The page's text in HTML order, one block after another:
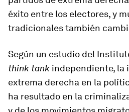
éxito entre los electores, y
tradicionales también
Según un estudio del
think tank independiente, la
extrema derecha en la
ha resultado en la